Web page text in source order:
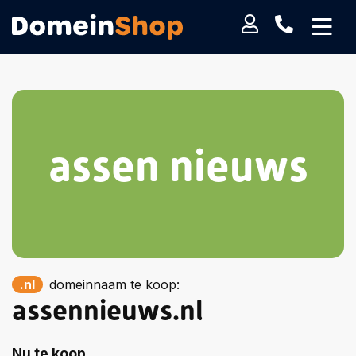
assen nieuws
.nl domeinnaam te koop:
assennieuws.nl